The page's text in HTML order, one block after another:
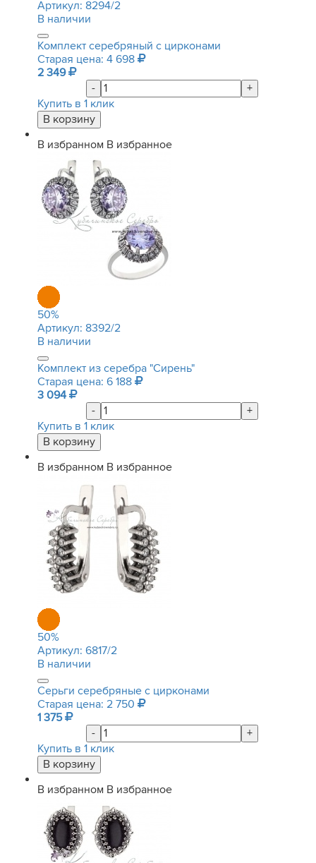
Артикул: 8294/2
В наличии
Комплект серебряный с цирконами
Старая цена: 4 698
2 349
-
+
Купить в 1 клик
В избранном В избранное
50%
Артикул: 8392/2
В наличии
Комплект из серебра "Сирень"
Старая цена: 6 188
3 094
-
+
Купить в 1 клик
В избранном В избранное
50%
Артикул: 6817/2
В наличии
Серьги серебряные с цирконами
Старая цена: 2 750
1 375
-
+
Купить в 1 клик
В избранном В избранное